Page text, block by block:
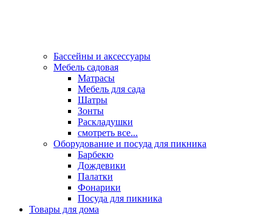
Бассейны и аксессуары
Мебель садовая
Матрасы
Мебель для сада
Шатры
Зонты
Раскладушки
смотреть все...
Оборудование и посуда для пикника
Барбекю
Дождевики
Палатки
Фонарики
Посуда для пикника
Товары для дома